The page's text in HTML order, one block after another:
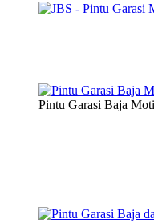
Pintu Garasi Baja